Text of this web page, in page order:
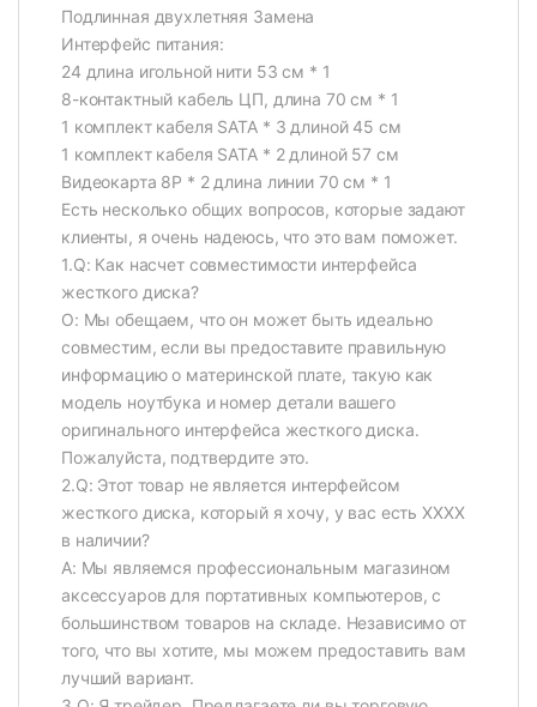
Подлинная двухлетняя Замена
Интерфейс питания:
24 длина игольной нити 53 см * 1
8-контактный кабель ЦП, длина 70 см * 1
1 комплект кабеля SATA * 3 длиной 45 см
1 комплект кабеля SATA * 2 длиной 57 см
Видеокарта 8P * 2 длина линии 70 см * 1
Есть несколько общих вопросов, которые задают
клиенты, я очень надеюсь, что это вам поможет.
1.Q: Как насчет совместимости интерфейса
жесткого диска?
О: Мы обещаем, что он может быть идеально
совместим, если вы предоставите правильную
информацию о материнской плате, такую как
модель ноутбука и номер детали вашего
оригинального интерфейса жесткого диска.
Пожалуйста, подтвердите это.
2.Q: Этот товар не является интерфейсом
жесткого диска, который я хочу, у вас есть XXXX
в наличии?
A: Мы являемся профессиональным магазином
аксессуаров для портативных компьютеров, с
большинством товаров на складе. Независимо от
того, что вы хотите, мы можем предоставить вам
лучший вариант.